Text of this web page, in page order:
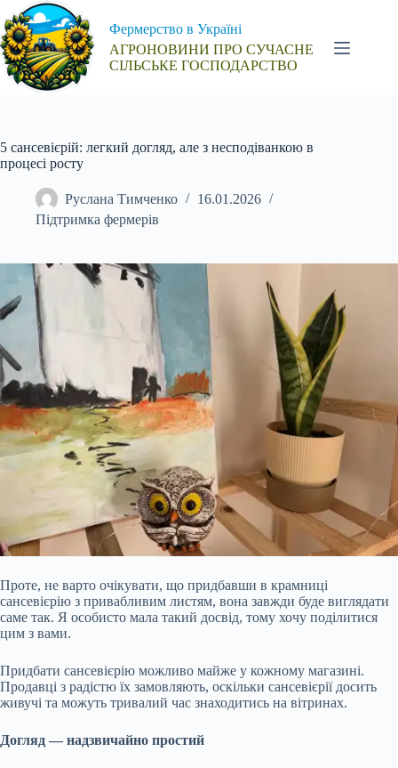
Перейти
до
вмісту
Фермерство в Україні
АГРОНОВИНИ ПРО СУЧАСНЕ
СІЛЬСЬКЕ ГОСПОДАРСТВО
5 сансевієрій: легкий догляд, але з несподіванкою в
процесі росту
Руслана Тимченко
16.01.2026
Підтримка фермерів
Проте, не варто очікувати, що придбавши в крамниці
сансевієрію з привабливим листям, вона завжди буде виглядати
саме так. Я особисто мала такий досвід, тому хочу поділитися
цим з вами.
Придбати сансевієрію можливо майже у кожному магазині.
Продавці з радістю їх замовляють, оскільки сансевієрії досить
живучі та можуть тривалий час знаходитись на вітринах.
Догляд — надзвичайно простий